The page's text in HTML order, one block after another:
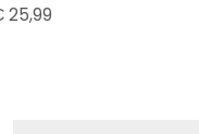
25,99